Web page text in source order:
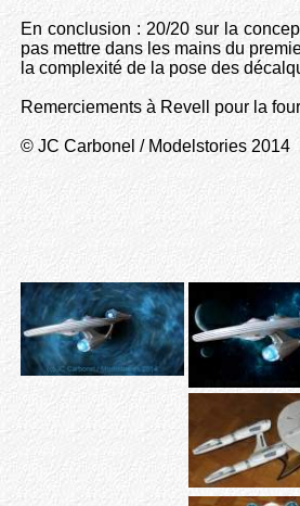
En conclusion : 20/20 sur la
pas mettre dans les mains du
la complexité de la pose des
Remerciements à Revell pour la
© JC Carbonel / Modelstories 2014